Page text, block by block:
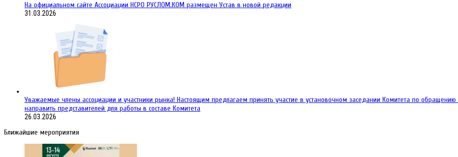
На официальном сайте Ассоциации НСРО РУСЛОМ.КОM размещен Устав в новой редакции
31.03.2026
Уважаемые члены ассоциации и участники рынка! Настоящим предлагаем принять участие в установочном заседании Комитета по
направить представителей для работы в составе Комитета
26.03.2026
Ближайшие мероприятия